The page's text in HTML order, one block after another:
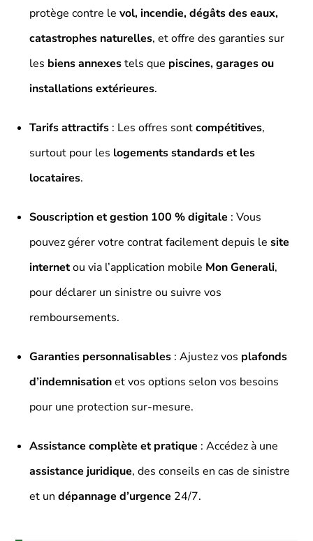
protège contre levol, incendie, dégâts des eaux,
catastrophes naturelles, et offre des garanties sur
les biens annexestels que piscines, garages ou
installations extérieures.
Tarifs attractifs : Les offres sontcompétitives,
surtout pour les logements standards et les
locataires.
Souscription et gestion 100 % digitale : Vous
pouvez gérer votre contrat facilement depuis lesite
internetou via l’application mobile Mon Generali,
pour déclarer un sinistre ou suivre vos
remboursements.
Garanties personnalisables : Ajustez vos plafonds
d’indemnisationet vos options selon vos besoins
pour une protection sur-mesure.
Assistance complète et pratique : Accédez à une
assistance juridique, des conseils en cas de sinistre
et undépannage d’urgence 24/7.